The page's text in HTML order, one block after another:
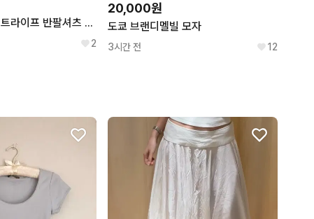
브랜디멜빌 루 스트라이프 반팔셔츠 베이비핑크
2
20,000원
도쿄 브랜디멜빌 모자
3시간 전 12